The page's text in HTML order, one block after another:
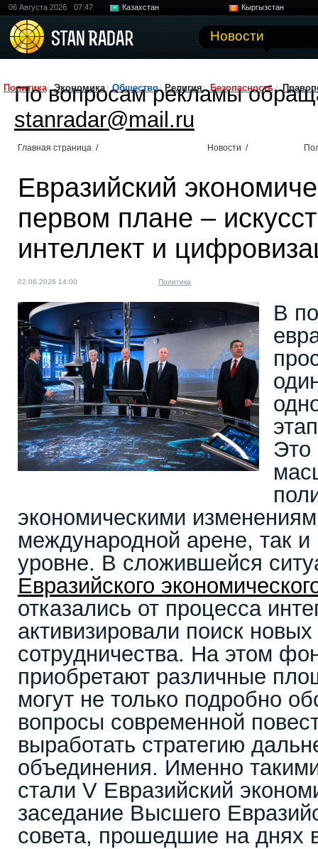
06 Августа 2026 07:47 Казахстан
Кыргызстан
Новости
Политика Экономика Общество Религия Безопасность
По вопросам рекламы
stanradar@mail.ru
Главная страница / Новости /
Евразийский
первом плане –
интеллект и
02.06.2026 14:00 Политика
В
Это
экономическими
международной арене, так и
уровне. В сложившейся
Евразийского
отказались от процесса
активизировали поиск
сотрудничества. На этом
приобретают различные
могут не только подробно
вопросы современной
выработать стратегию
объединения. Именно
стали V Евразийский
заседание Высшего
совета, прошедшие на днях